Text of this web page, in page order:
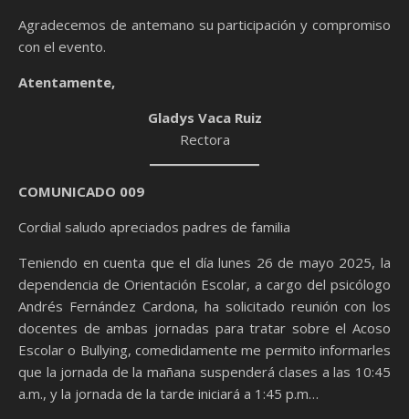
Agradecemos de antemano su participación y compromiso
con el evento.
Atentamente,
Gladys Vaca Ruiz
Rectora
COMUNICADO 009
Cordial saludo apreciados padres de familia
Teniendo en cuenta que el día lunes 26 de mayo 2025, la
dependencia de Orientación Escolar, a cargo del psicólogo
Andrés Fernández Cardona, ha solicitado reunión con los
docentes de ambas jornadas para tratar sobre el Acoso
Escolar o Bullying, comedidamente me permito informarles
que la jornada de la mañana suspenderá clases a las 10:45
a.m., y la jornada de la tarde iniciará a 1:45 p.m…